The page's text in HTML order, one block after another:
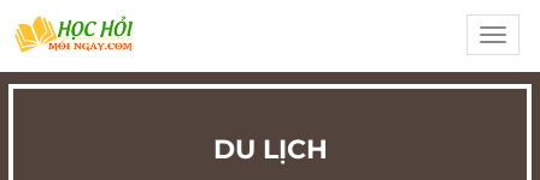
DU LỊCH